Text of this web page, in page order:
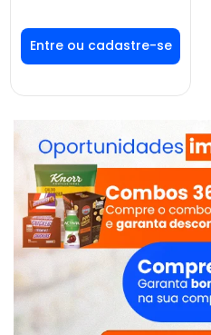
Faça seu login ou
cadastre-se para
ver preços e